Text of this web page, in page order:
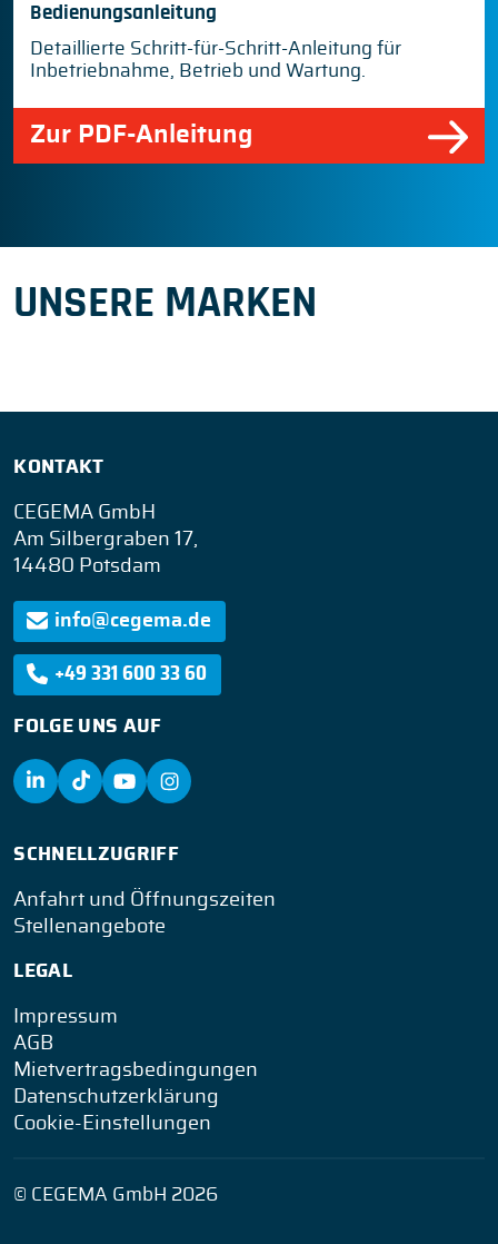
Bedienungsanleitung
Detaillierte Schritt-für-Schritt-Anleitung für
Inbetriebnahme, Betrieb und Wartung.
Zur PDF-Anleitung
UNSERE MARKEN
KONTAKT
CEGEMA GmbH
Am Silbergraben 17,
14480 Potsdam
info@cegema.de
+49 331 600 33 60
FOLGE UNS AUF
SCHNELLZUGRIFF
Anfahrt und Öffnungszeiten
Stellenangebote
LEGAL
Impressum
AGB
Mietvertragsbedingungen
Datenschutzerklärung
Cookie-Einstellungen
© CEGEMA GmbH 2026